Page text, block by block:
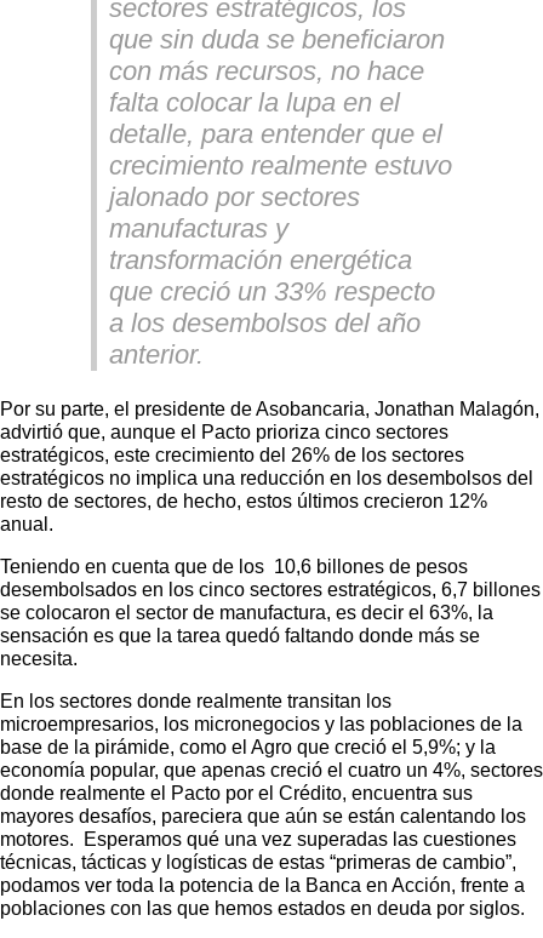
sectores estratégicos, los
que sin duda se beneficiaron
con más recursos, no hace
falta colocar la lupa en el
detalle, para entender que el
crecimiento realmente estuvo
jalonado por sectores
manufacturas y
transformación energética
que creció un 33% respecto
a los desembolsos del año
anterior.
Por su parte, el presidente de Asobancaria, Jonathan Malagón,
advirtió que, aunque el Pacto prioriza cinco sectores
estratégicos, este crecimiento del 26% de los sectores
estratégicos no implica una reducción en los desembolsos del
resto de sectores, de hecho, estos últimos crecieron 12%
anual.
Teniendo en cuenta que de los 10,6 billones de pesos
desembolsados en los cinco sectores estratégicos, 6,7 billones
se colocaron el sector de manufactura, es decir el 63%, la
sensación es que la tarea quedó faltando donde más se
necesita.
En los sectores donde realmente transitan los
microempresarios, los micronegocios y las poblaciones de la
base de la pirámide, como el Agro que creció el 5,9%; y la
economía popular, que apenas creció el cuatro un 4%, sectores
donde realmente el Pacto por el Crédito, encuentra sus
mayores desafíos, pareciera que aún se están calentando los
motores. Esperamos qué una vez superadas las cuestiones
técnicas, tácticas y logísticas de estas “primeras de cambio”,
podamos ver toda la potencia de la Banca en Acción, frente a
poblaciones con las que hemos estados en deuda por siglos.